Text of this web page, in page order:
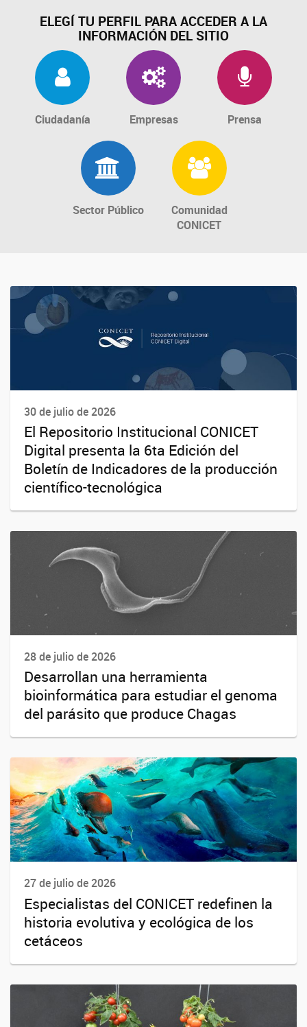
ELEGÍ TU PERFIL PARA ACCEDER A LA
INFORMACIÓN DEL SITIO
Ciudadanía Empresas Prensa
Sector Público
Comunidad
CONICET
30 de julio de 2026
El Repositorio Institucional CONICET
Digital presenta la 6ta Edición del
Boletín de Indicadores de la producción
científico-tecnológica
28 de julio de 2026
Desarrollan una herramienta
bioinformática para estudiar el genoma
del parásito que produce Chagas
27 de julio de 2026
Especialistas del CONICET redefinen la
historia evolutiva y ecológica de los
cetáceos